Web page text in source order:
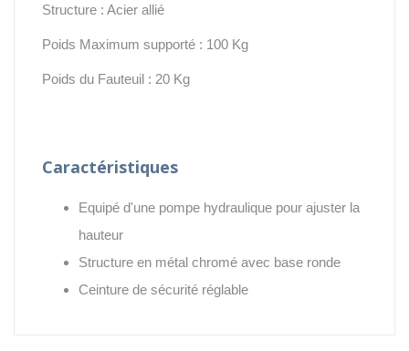
Structure : Acier allié
Poids Maximum supporté : 100 Kg
Poids du Fauteuil : 20 Kg
Caractéristiques
Equipé d'une pompe hydraulique pour ajuster la
hauteur
Structure en métal chromé avec base ronde
Ceinture de sécurité réglable